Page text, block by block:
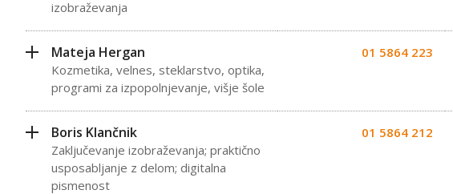
izobraževanja
Mateja Hergan
Kozmetika, velnes, steklarstvo, optika,
programi za izpopolnjevanje, višje šole
01 5864 223
Boris Klančnik
Zaključevanje izobraževanja; praktično
usposabljanje z delom; digitalna
pismenost
01 5864 212